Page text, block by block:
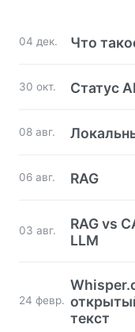
04 дек. Что
30 окт. Статус
08 авг.
06 авг. RAG
03 авг.
RAG vs
LLM
24 февр.
текст